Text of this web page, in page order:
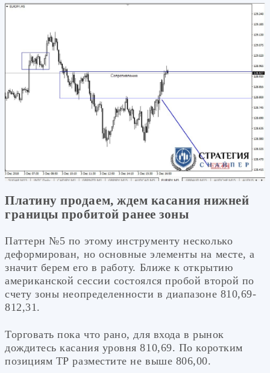
Платину продаем, ждем касания нижней
границы пробитой ранее зоны
Паттерн №5 по этому инструменту несколько
деформирован, но основные элементы на месте, а
значит берем его в работу. Ближе к открытию
американской сессии состоялся пробой второй по
счету зоны неопределенности в диапазоне 810,69-
812,31.
Торговать пока что рано, для входа в рынок
дождитесь касания уровня 810,69. По коротким
позициям ТР разместите не выше 806,00.